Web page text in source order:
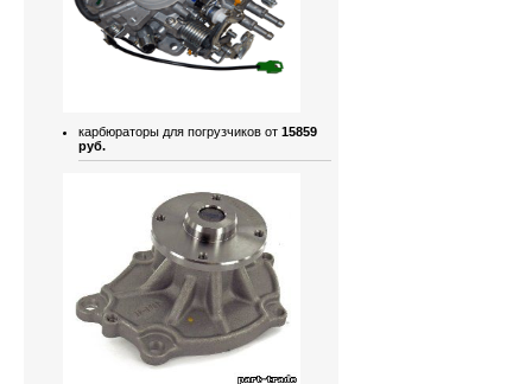
карбюраторы для погрузчиков от 15859
руб.